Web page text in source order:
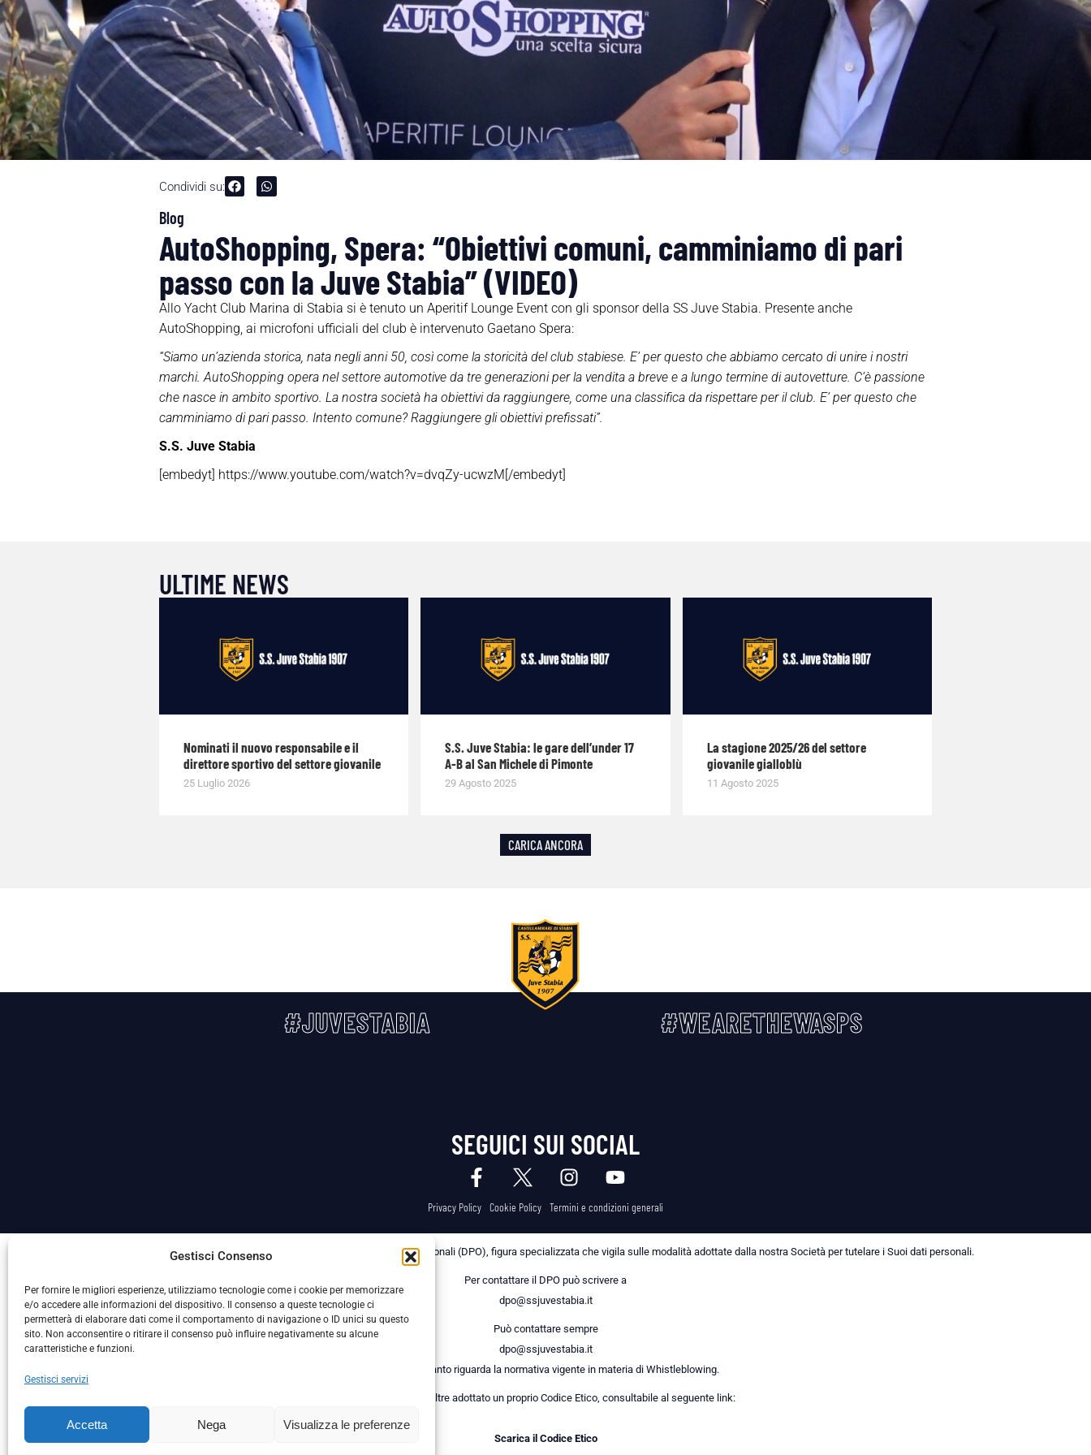
Gestisci Consenso
Per fornire le migliori esperienze, utilizziamo tecnologie come i cookie per memorizzare
e/o accedere alle informazioni del dispositivo. Il consenso a queste tecnologie ci
permetterà di elaborare dati come il comportamento di navigazione o ID unici su questo
sito. Non acconsentire o ritirare il consenso può influire negativamente su alcune
caratteristiche e funzioni.
Gestisci servizi
Accetta Nega Visualizza le preferenze
Condividi su:
Blog
AutoShopping, Spera: “Obiettivi comuni, camminiamo di pari
passo con la Juve Stabia” (VIDEO)
Allo Yacht Club Marina di Stabia si è tenuto un Aperitif Lounge Event con gli sponsor della SS Juve Stabia. Presente anche
AutoShopping, ai microfoni ufficiali del club è intervenuto Gaetano Spera:
“Siamo un’azienda storica, nata negli anni 50, così come la storicità del club stabiese. E’ per questo che abbiamo cercato di unire i nostri
marchi. AutoShopping opera nel settore automotive da tre generazioni per la vendita a breve e a lungo termine di autovetture. C’è passione
che nasce in ambito sportivo. La nostra società ha obiettivi da raggiungere, come una classifica da rispettare per il club. E’ per questo che
camminiamo di pari passo. Intento comune? Raggiungere gli obiettivi prefissati”.
S.S. Juve Stabia
[embedyt] https://www.youtube.com/watch?v=dvqZy-ucwzM[/embedyt]
ULTIME NEWS
Nominati il nuovo responsabile e il
direttore sportivo del settore giovanile
25 Luglio 2026
S.S. Juve Stabia: le gare dell’under 17
A-B al San Michele di Pimonte
29 Agosto 2025
La stagione 2025/26 del settore
giovanile gialloblù
11 Agosto 2025
CARICA ANCORA
#JUVESTABIA #WEARETHEWASPS
SEGUICI SUI SOCIAL
Privacy Policy Cookie Policy Termini e condizioni generali
La Società ha nominato il Responsabile della Protezione dei Dati Personali (DPO), figura specializzata che vigila sulle modalità adottate dalla nostra Società per tutelare i Suoi dati personali.
Per contattare il DPO può scrivere a
dpo@ssjuvestabia.it
Può contattare sempre
dpo@ssjuvestabia.it
anche per quanto riguarda la normativa vigente in materia di Whistleblowing.
La Società ha inoltre adottato un proprio Codice Etico, consultabile al seguente link:
Scarica il Codice Etico